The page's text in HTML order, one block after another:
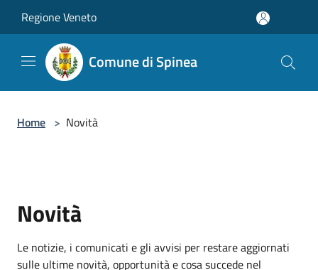
Regione Veneto
Comune di Spinea
Home > Novità
Novità
Le notizie, i comunicati e gli avvisi per restare aggiornati
sulle ultime novità, opportunità e cosa succede nel